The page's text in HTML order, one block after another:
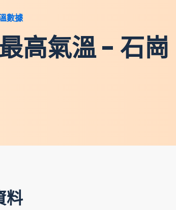
數據
高氣溫 - 石崗
料